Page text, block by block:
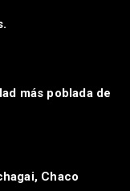
más poblada de
Chaco